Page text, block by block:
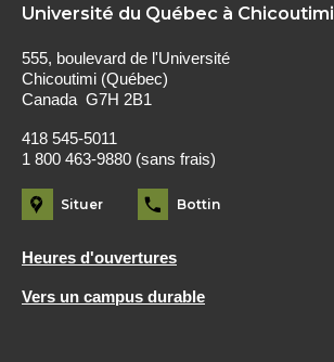
Université du Québec à Chicoutimi
555, boulevard de l'Université
Chicoutimi (Québec)
Canada G7H 2B1
418 545-5011
1 800 463-9880 (sans frais)
Situer Bottin
Heures d'ouvertures
Vers un campus durable